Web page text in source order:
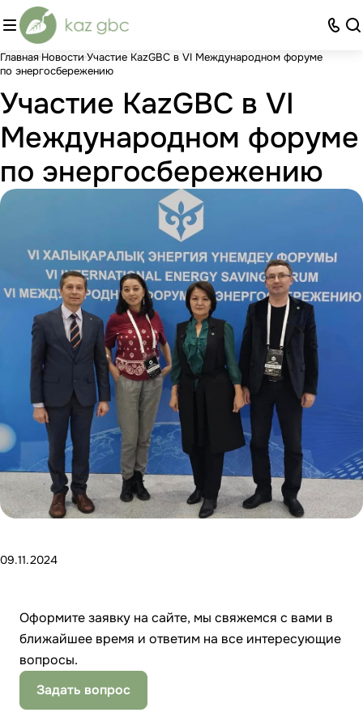
Главная Новости Участие KazGBC в VI Международном форуме
по энергосбережению
Участие KazGBC в VI
Международном форуме
по энергосбережению
09.11.2024
Оформите заявку на сайте, мы свяжемся с вами в
ближайшее время и ответим на все интересующие
вопросы.
Задать вопрос